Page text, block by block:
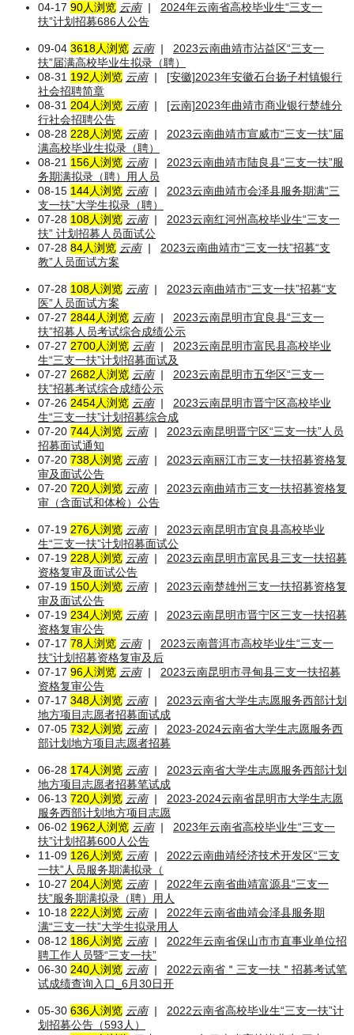
04-17 90人浏览 云南|
2024年云南省高校毕业生“三支一
扶”计划招募686人公告
09-04 3618人浏览 云南|
2023云南曲靖市沾益区“三支一
扶”届满高校毕业生拟录（聘）
08-31 192人浏览 云南|
[安徽]2023年安徽石台扬子村镇银行
社会招聘简章
08-31 204人浏览 云南|
[云南]2023年曲靖市商业银行楚雄分
行社会招聘公告
08-28 228人浏览 云南|
2023云南曲靖市宣威市“三支一扶”届
满高校毕业生拟录（聘）
08-21 156人浏览 云南|
2023云南曲靖市陆良县“三支一扶”服
务期满拟录（聘）用人员
08-15 144人浏览 云南|
2023云南曲靖市会泽县服务期满“三
支一扶”大学生拟录（聘）
07-28 108人浏览 云南|
2023云南红河州高校毕业生“三支一
扶” 计划招募人员面试公
07-28 84人浏览 云南|
2023云南曲靖市“三支一扶”招募“支
教”人员面试方案
07-28 108人浏览 云南|
2023云南曲靖市“三支一扶”招募“支
医”人员面试方案
07-27 2844人浏览 云南|
2023云南昆明市宜良县“三支一
扶”招募人员考试综合成绩公示
07-27 2700人浏览 云南|
2023云南昆明市富民县高校毕业
生“三支一扶”计划招募面试及
07-27 2682人浏览 云南|
2023云南昆明市五华区“三支一
扶”招募考试综合成绩公示
07-26 2454人浏览 云南|
2023云南昆明市晋宁区高校毕业
生“三支一扶”计划招募综合成
07-20 744人浏览 云南|
2023云南昆明晋宁区“三支一扶”人员
招募面试通知
07-20 738人浏览 云南|
2023云南丽江市三支一扶招募资格复
审及面试公告
07-20 720人浏览 云南|
2023云南曲靖市三支一扶招募资格复
审（含面试和体检）公告
07-19 276人浏览 云南|
2023云南昆明市宜良县高校毕业
生“三支一扶”计划招募面试公
07-19 228人浏览 云南|
2023云南昆明市富民县三支一扶招募
资格复审及面试公告
07-19 150人浏览 云南|
2023云南楚雄州三支一扶招募资格复
审及面试公告
07-19 234人浏览 云南|
2023云南昆明市晋宁区三支一扶招募
资格复审公告
07-17 78人浏览 云南|
2023云南普洱市高校毕业生“三支一
扶”计划招募资格复审及后
07-17 96人浏览 云南|
2023云南昆明市寻甸县三支一扶招募
资格复审公告
07-17 348人浏览 云南|
2023云南省大学生志愿服务西部计划
地方项目志愿者招募面试成
07-05 732人浏览 云南|
2023-2024云南省大学生志愿服务西
部计划地方项目志愿者招募
06-28 174人浏览 云南|
2023云南省大学生志愿服务西部计划
地方项目志愿者招募笔试成
06-13 720人浏览 云南|
2023-2024云南省昆明市大学生志愿
服务西部计划地方项目志愿
06-02 1962人浏览 云南|
2023年云南省高校毕业生“三支一
扶”计划招募600人公告
11-09 126人浏览 云南|
2022云南曲靖经济技术开发区“三支
一扶”人员服务期满拟录（
10-27 204人浏览 云南|
2022年云南省曲靖富源县“三支一
扶”服务期满拟录（聘）用人
10-18 222人浏览 云南|
2022年云南省曲靖会泽县服务期
满“三支一扶”大学生拟录用人
08-12 186人浏览 云南|
2022年云南省保山市市直事业单位招
聘工作人员暨“三支一扶”
06-30 240人浏览 云南|
2022云南省＂三支一扶＂招募考试笔
试成绩查询入口_6月30日开
05-30 636人浏览 云南|
2022云南省高校毕业生“三支一扶”计
划招募公告（593人）